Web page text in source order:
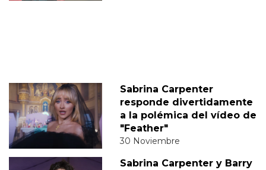
Sabrina Carpenter
responde divertidamente
a la polémica del vídeo de
"Feather"
30 Noviembre
Sabrina Carpenter y Barry